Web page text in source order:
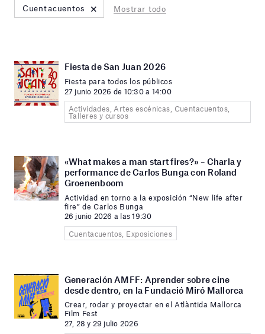
Cuentacuentos × Mostrar todo
Fiesta de San Juan 2026
Fiesta para todos los públicos
27 junio 2026 de 10:30 a 14:00
Actividades, Artes escénicas, Cuentacuentos,
Talleres y cursos
«What makes a man start fires?» – Charla y
performance de Carlos Bunga con Roland
Groenenboom
Actividad en torno a la exposición “New life after
fire” de Carlos Bunga
26 junio 2026 a las 19:30
Cuentacuentos, Exposiciones
Generación AMFF: Aprender sobre cine
desde dentro, en la Fundació Miró Mallorca
Crear, rodar y proyectar en el Atlàntida Mallorca
Film Fest
27, 28 y 29 julio 2026